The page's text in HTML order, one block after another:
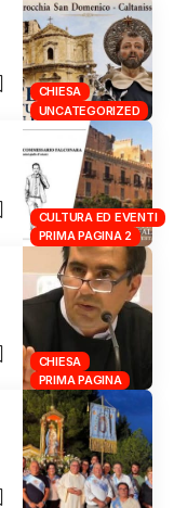
CHIESA
UNCATEGORIZED
CULTURA ED EVENTI
PRIMA PAGINA 2
CHIESA
PRIMA PAGINA